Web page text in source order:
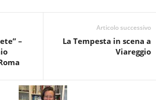
–
Articolo successivo
La Tempesta in scena a
Viareggio